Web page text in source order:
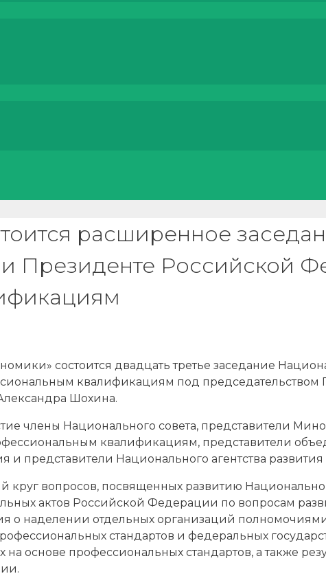
расширенное
Президенте Российской
состоится двадцать третье заседание
квалификациям под председательством
Шохина.
члены Национального совета, представители
квалификациям, представители
и представители Национального агентства
круг вопросов, посвященных развитию
актов Российской Федерации по вопросам
о наделении отдельных организаций
стандартов и федеральных
на основе профессиональных стандартов, а также